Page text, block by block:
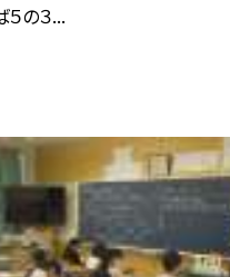
の３...